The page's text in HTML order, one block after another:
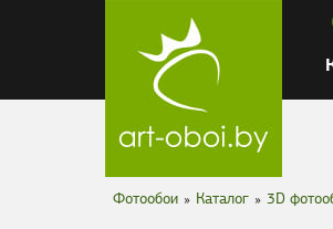
Фотообои » Каталог » 3D